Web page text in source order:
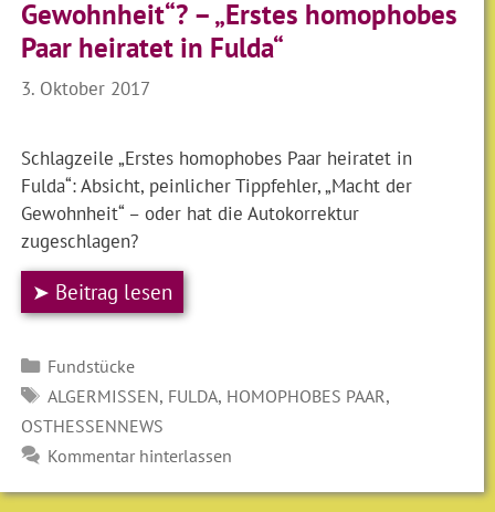
Gewohnheit“? – „Erstes homophobes
Paar heiratet in Fulda“
3. Oktober 2017
Schlagzeile „Erstes homophobes Paar heiratet in
Fulda“: Absicht, peinlicher Tippfehler, „Macht der
Gewohnheit“ – oder hat die Autokorrektur
zugeschlagen?
➤ Beitrag lesen
Kategorien
Fundstücke
SCHLAGWÖRTER
ALGERMISSEN, FULDA, HOMOPHOBES PAAR,
OSTHESSENNEWS
Kommentar hinterlassen